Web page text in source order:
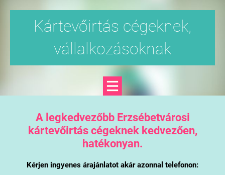
Kártevőirtás cégeknek,
vállalkozásoknak
A legkedvezőbb Erzsébetvárosi
kártevőirtás cégeknek kedvezően,
hatékonyan.
Kérjen ingyenes árajánlatot akár azonnal telefonon: